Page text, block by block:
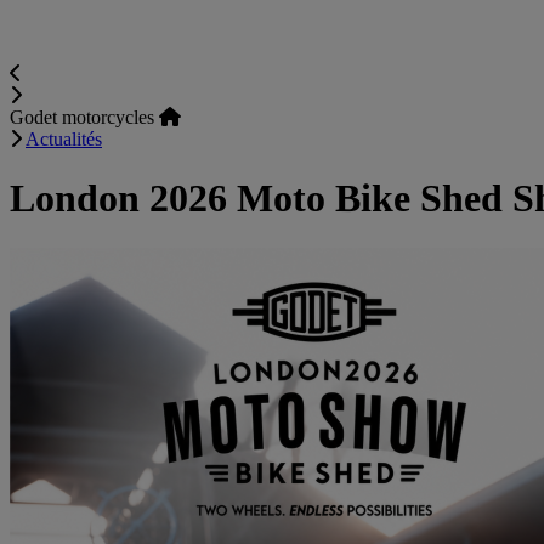
Godet motorcycles
Actualités
London 2026 Moto Bike Shed